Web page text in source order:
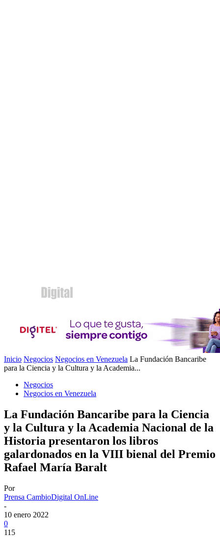
Inicio Negocios Negocios en Venezuela La Fundación Bancaribe
para la Ciencia y la Cultura y la Academia...
Negocios
Negocios en Venezuela
La Fundación Bancaribe para la Ciencia
y la Cultura y la Academia Nacional de la
Historia presentaron los libros
galardonados en la VIII bienal del Premio
Rafael María Baralt
Por
Prensa CambioDigital OnLine
-
10 enero 2022
0
115